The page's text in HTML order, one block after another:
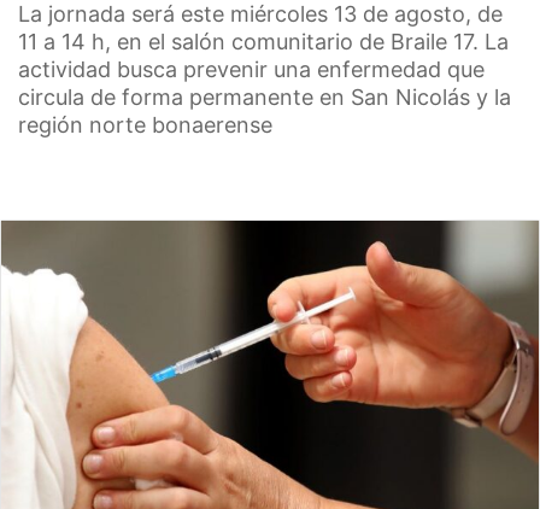
La jornada será este miércoles 13 de agosto, de
11 a 14 h, en el salón comunitario de Braile 17. La
actividad busca prevenir una enfermedad que
circula de forma permanente en San Nicolás y la
región norte bonaerense